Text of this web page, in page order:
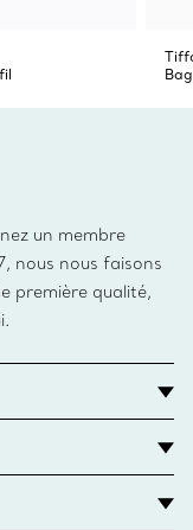
un membre
nous nous faisons
première qualité,